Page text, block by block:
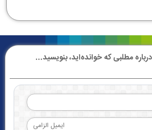
مطلبی که خوانده‌اید، بنویسید...